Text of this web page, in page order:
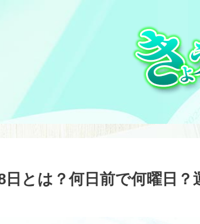
日とは？何日前で何曜日